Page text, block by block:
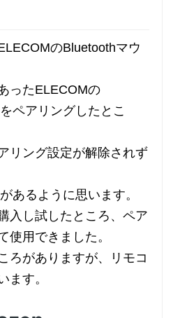
のBluetoothマウ
ったELECOMの
ペアリングしたとこ
リング設定が解除されず
あるように思います。
入し試したところ、ペア
使用できました。
ろがありますが、リモコ
ます。